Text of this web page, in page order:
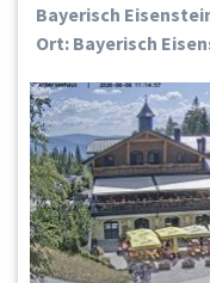
Bayerisch
Ort: Bayerisch